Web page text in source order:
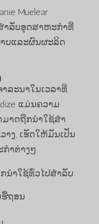
Muelear
າລັບອຸດສາຫະກໍາທີ່
ບແລະຜົນຜະລິດ
ລະນາໃນເວລາທີ່
ແມ່ນຄວາມ
າດຖືກນໍາໃຊ້ສໍາ
ງ, ເຮັດໃຫ້ມັນເປັນ
າຕ່າງໆ.
ກນໍາໃຊ້ທົ່ວໄປສໍາລັບ:
ຖອນ